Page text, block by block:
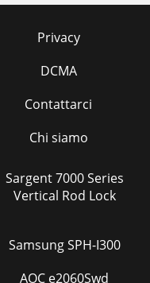
Privacy
DCMA
Contattarci
Chi siamo
Sargent 7000 Series
Vertical Rod Lock
Samsung SPH-I300
AOC e2060Swd